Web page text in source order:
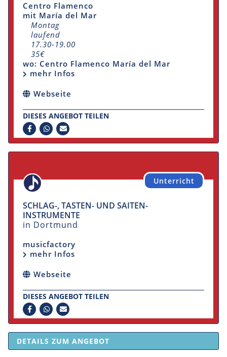
DETAILS ZUM ANGEBOT
Centro Flamenco
mit María del Mar
Montag
laufend
17.30-19.00
35€
wo: Centro Flamenco María del Mar
mehr Infos
Webseite
DIESES ANGEBOT TEILEN
Unterricht
SCHLAG-, TASTEN- UND SAITEN-
INSTRUMENTE
in Dortmund
musicfactory
mehr Infos
Webseite
DIESES ANGEBOT TEILEN